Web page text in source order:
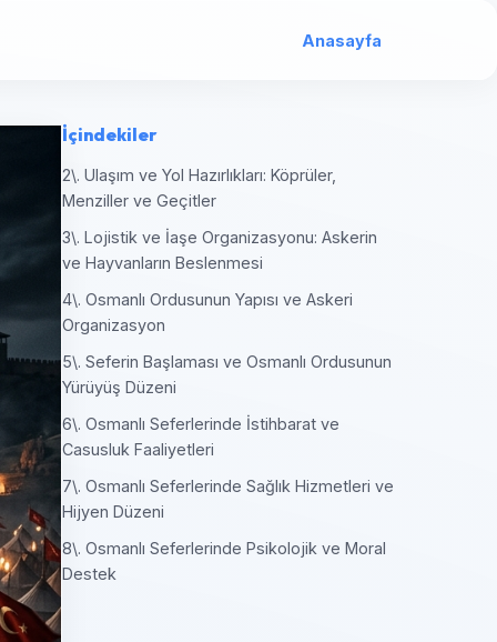
Anasayfa
İçindekiler
2\. Ulaşım ve Yol Hazırlıkları: Köprüler,
Menziller ve Geçitler
3\. Lojistik ve İaşe Organizasyonu: Askerin
ve Hayvanların Beslenmesi
4\. Osmanlı Ordusunun Yapısı ve Askeri
Organizasyon
5\. Seferin Başlaması ve Osmanlı Ordusunun
Yürüyüş Düzeni
6\. Osmanlı Seferlerinde İstihbarat ve
Casusluk Faaliyetleri
7\. Osmanlı Seferlerinde Sağlık Hizmetleri ve
Hijyen Düzeni
8\. Osmanlı Seferlerinde Psikolojik ve Moral
Destek